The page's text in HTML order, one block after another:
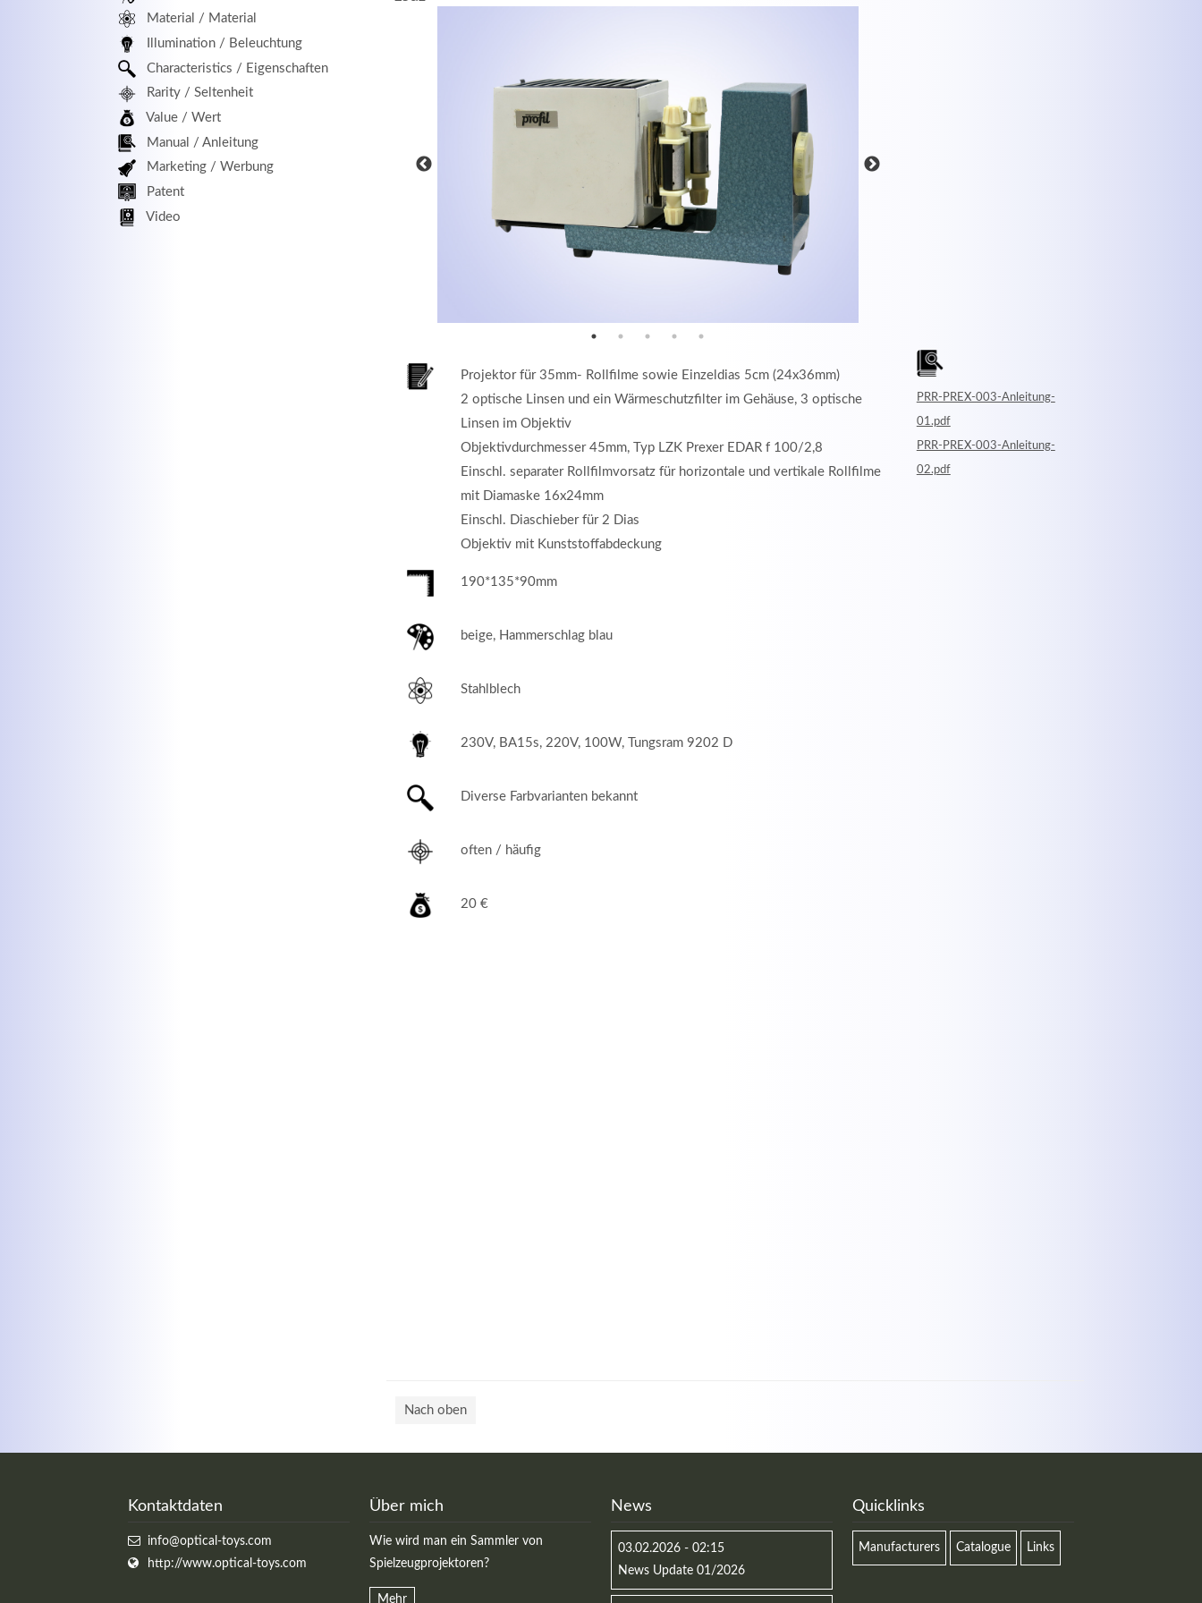
Projektor für 35mm- Rollfilme sowie Einzeldias 5cm (24x36mm)
2 optische Linsen und ein Wärmeschutzfilter im Gehäuse, 3 optische
Linsen im Objektiv
Objektivdurchmesser 45mm, Typ LZK Prexer EDAR f 100/2,8
Einschl. separater Rollfilmvorsatz für horizontale und vertikale Rollfilme
mit Diamaske 16x24mm
Einschl. Diaschieber für 2 Dias
Objektiv mit Kunststoffabdeckung
190*135*90mm
beige, Hammerschlag blau
Stahlblech
230V, BA15s, 220V, 100W, Tungsram 9202 D
Diverse Farbvarianten bekannt
often / häufig
20 €
PRR-PREX-003-Anleitung-
01.pdf
PRR-PREX-003-Anleitung-
02.pdf
Nach oben
Material / Material
Illumination / Beleuchtung
Characteristics / Eigenschaften
Rarity / Seltenheit
Value / Wert
Manual / Anleitung
Marketing / Werbung
Patent
Video
Kontaktdaten
info@optical-toys.com
http://www.optical-toys.com
Über mich
Wie wird man ein Sammler von
Spielzeugprojektoren?
Mehr
News
03.02.2026 - 02:15
News Update 01/2026
Quicklinks
Manufacturers Catalogue Links
MEHR INFOS
Kontaktdaten Registrieren